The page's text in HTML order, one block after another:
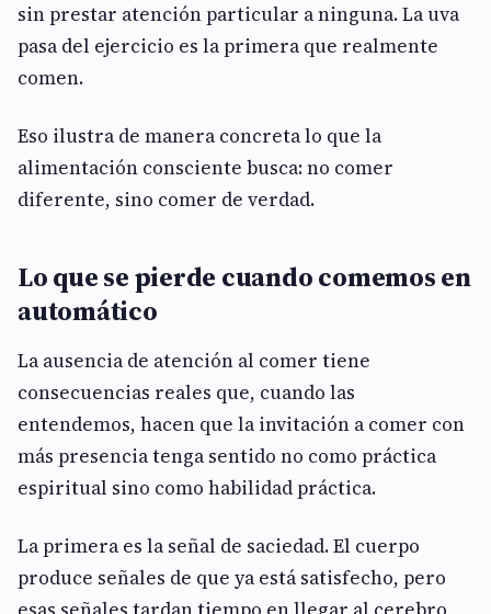
sin prestar atención particular a ninguna. La uva
pasa del ejercicio es la primera que realmente
comen.
Eso ilustra de manera concreta lo que la
alimentación consciente busca: no comer
diferente, sino comer de verdad.
Lo que se pierde cuando comemos en
automático
La ausencia de atención al comer tiene
consecuencias reales que, cuando las
entendemos, hacen que la invitación a comer con
más presencia tenga sentido no como práctica
espiritual sino como habilidad práctica.
La primera es la señal de saciedad. El cuerpo
produce señales de que ya está satisfecho, pero